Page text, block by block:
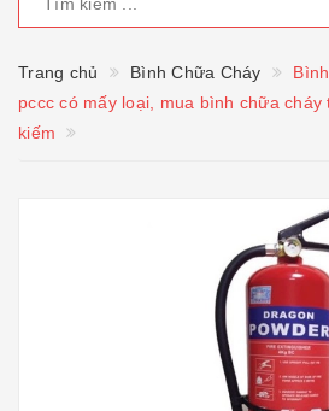
Trang chủ Bình Chữa Cháy
pccc có mấy loại, mua bình chữa cháy
kiếm